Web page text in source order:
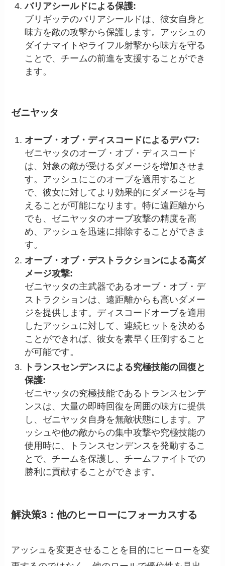
バリアシールドによる保護:
ブリギッテのバリアシールドは、彼女自身と
味方を敵の攻撃から保護します。アッシュの
ダイナマイトやライフル射撃から味方を守る
ことで、チームの前進を支援することができ
ます。
ゼニヤッタ
オーブ・オブ・ディスコードによるデバフ:
ゼニヤッタのオーブ・オブ・ディスコード
は、対象の敵が受けるダメージを増加させま
す。アッシュにこのオーブを適用すること
で、彼女に対してより効果的にダメージを与
えることが可能になります。特に遠距離から
でも、ゼニヤッタのオーブ攻撃の精度を高
め、アッシュを迅速に排除することができま
す。
オーブ・オブ・デストラクションによる高ダ
メージ攻撃:
ゼニヤッタの主武器であるオーブ・オブ・デ
ストラクションは、遠距離からも高いダメー
ジを提供します。ディスコードオーブを適用
したアッシュに対して、連続ヒットを決める
ことができれば、彼女を素早く圧倒すること
が可能です。
トランスセンデンスによる究極技能の回復と
保護:
ゼニヤッタの究極技能であるトランスセンデ
ンスは、大量の即時回復を周囲の味方に提供
し、ゼニヤッタ自身を無敵状態にします。ア
ッシュや他の敵からの集中攻撃や究極技能の
使用時に、トランスセンデンスを発動するこ
とで、チームを保護し、チームファイトでの
勝利に貢献することができます。
解決策3：他のヒーローにフォーカスする
アッシュを変更させることを目的にヒーローを変